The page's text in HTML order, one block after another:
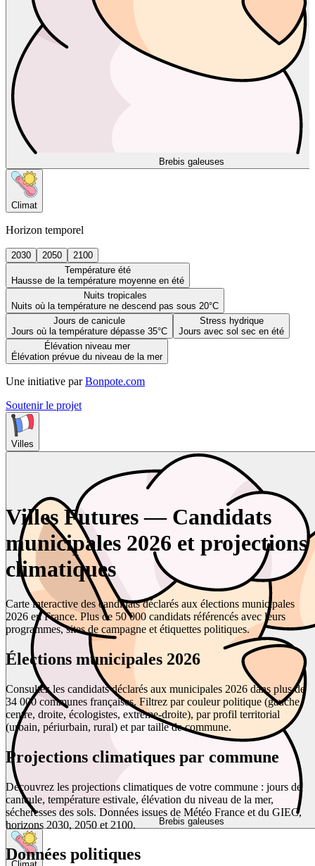
Brebis galeuses
Climat
Horizon temporel
2030 2050
2100
Température été
Hausse de la température moyenne en été
Nuits tropicales
Nuits où la température ne descend pas sous 20°C
Jours de canicule
Jours où la température dépasse 35°C
Stress hydrique
Jours avec sol sec en été
Élévation niveau mer
Élévation prévue du niveau de la mer
Une initiative par Bonpote.com
Soutenir le projet
Villes
Brebis galeuses
Villes Futures — Candidats
municipales 2026 et projections
climatiques
Carte interactive des candidats déclarés aux élections municipales
2026 en France. Plus de 50 000 candidats référencés avec leurs
programmes, sites de campagne et étiquettes politiques.
Élections municipales 2026
Consultez les candidats déclarés aux municipales 2026 dans plus de
34 000 communes françaises. Filtrez par couleur politique (gauche,
centre, droite, écologistes, extrême-droite), par profil territorial
(urbain, périurbain, rural) et par taille de commune.
Projections climatiques par commune
Découvrez les projections climatiques de votre commune : jours de
canicule, température estivale, élévation du niveau de la mer,
sécheresses des sols. Données issues de Météo France et du GIEC,
horizons 2030, 2050 et 2100.
Données politiques